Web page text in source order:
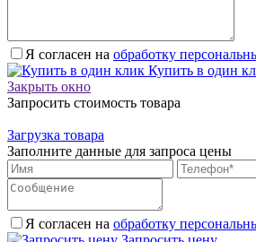
Я согласен на обработку
Купить в один
Закрыть окно
Запросить стоимость товара
Загрузка товара
Заполните данные для запроса цены
Я согласен на обработку